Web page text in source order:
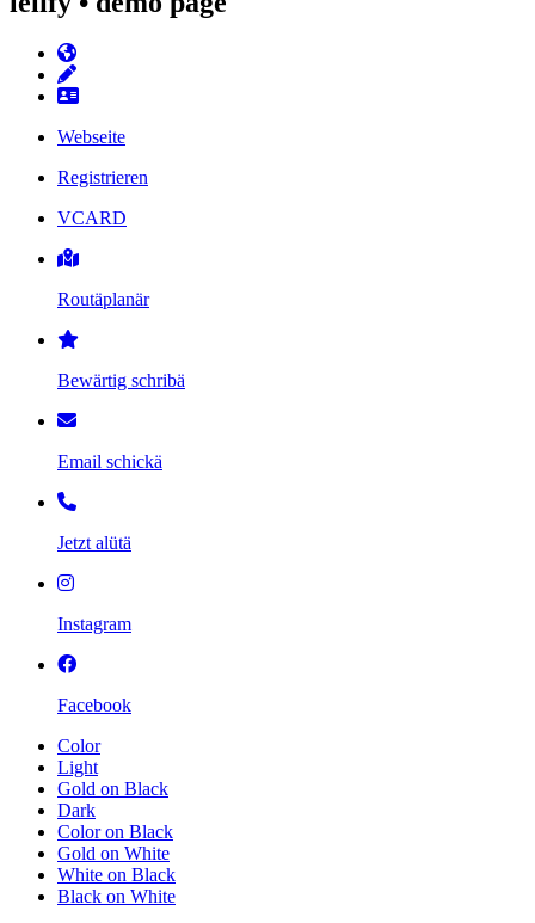
Webseite
Registrieren
VCARD
Routäplanär
Bewärtig schribä
Email schickä
Jetzt alütä
Instagram
Facebook
Color
Light
Gold on Black
Dark
Color on Black
Gold on White
White on Black
Black on White